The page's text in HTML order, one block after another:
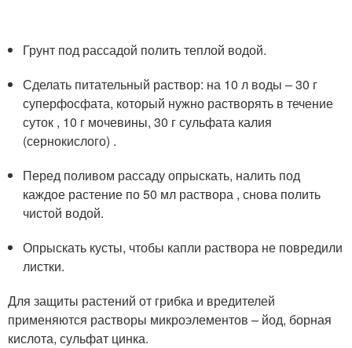
Грунт под рассадой полить теплой водой.
Сделать питательный раствор: на 10 л воды – 30 г
суперфосфата, который нужно растворять в течение
суток , 10 г мочевины, 30 г сульфата калия
(сернокислого) .
Перед поливом рассаду опрыскать, налить под
каждое растение по 50 мл раствора , снова полить
чистой водой.
Опрыскать кусты, чтобы капли раствора не повредили
листки.
Для защиты растений от грибка и вредителей
применяются растворы микроэлементов – йод, борная
кислота, сульфат цинка.